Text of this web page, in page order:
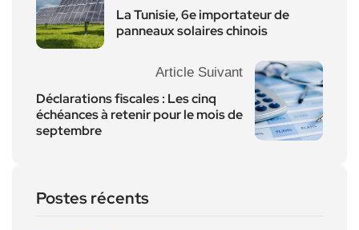
La Tunisie, 6e importateur de
panneaux solaires chinois
Article Suivant
Déclarations fiscales : Les cinq
échéances à retenir pour le mois de
septembre
Postes récents